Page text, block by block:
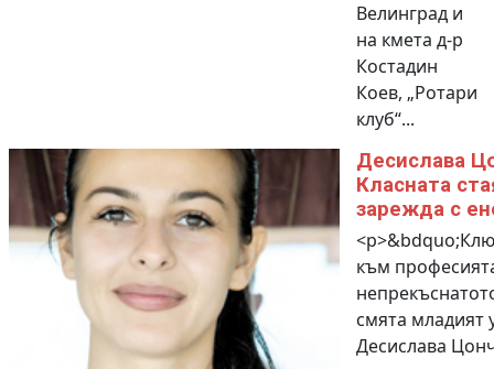
Велинград и
на кмета д-р
Костадин
Коев, „Ротари
клуб“...
Десислава
Класната
зарежда с
към
смята младият
Десислава